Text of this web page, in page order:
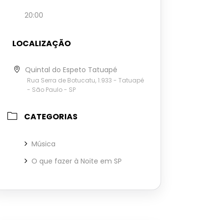
20:00
LOCALIZAÇÃO
Quintal do Espeto Tatuapé
Rua Serra de Botucatu, 1.933 - Tatuapé
- São Paulo - SP
CATEGORIAS
Música
O que fazer à Noite em SP